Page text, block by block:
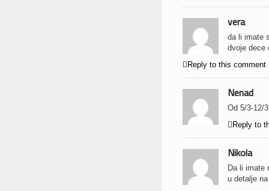
vera
da li imate
dvoje dece
 Reply to this comment
Nenad
Od 5/3-12/
 Reply to
Nikola
Da li imate
u detalje